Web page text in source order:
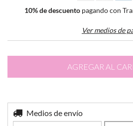
10% de descuento pagando con
Ver medios de
Entregas para el CP:
Medios de envío